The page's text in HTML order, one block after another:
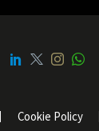
Cookie Policy